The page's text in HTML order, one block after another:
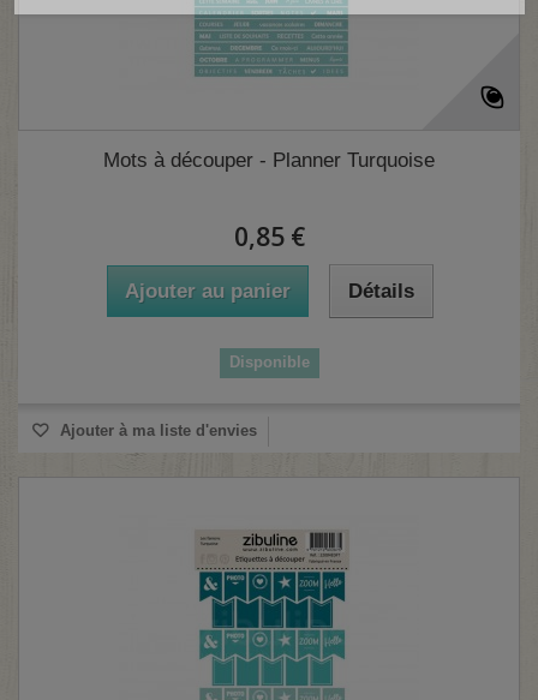
Mots à découper - Planner Turquoise
0,85 €
Ajouter au panier Détails
Disponible
Ajouter à ma liste d'envies